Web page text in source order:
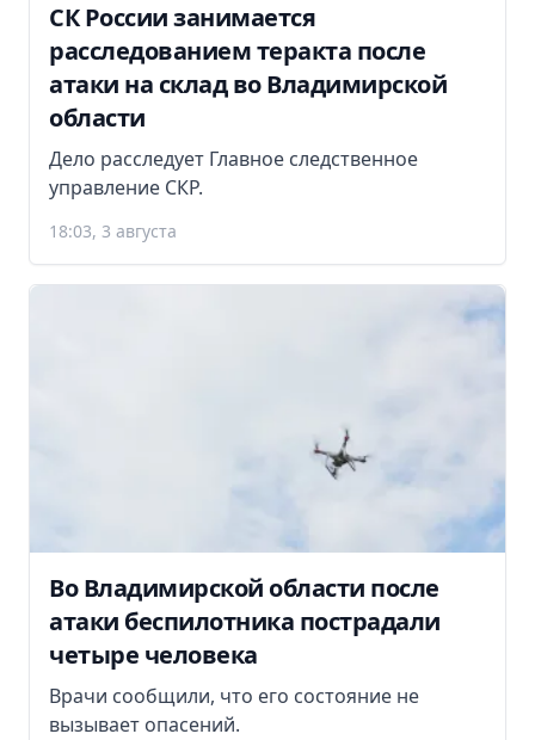
СК России занимается
расследованием теракта после
атаки на склад во Владимирской
области
Дело расследует Главное следственное
управление СКР.
18:03, 3 августа
Во Владимирской области после
атаки беспилотника пострадали
четыре человека
Врачи сообщили, что его состояние не
вызывает опасений.